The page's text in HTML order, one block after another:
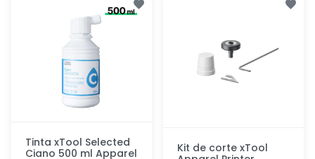
rapidamente
Tinta xTool Selected
Ciano 500 ml Apparel
Kit de corte xTool